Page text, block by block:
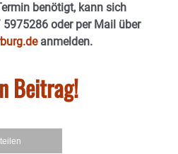
benötigt, kann sich
oder per Mail über
anmelden.
Beitrag!
teilen